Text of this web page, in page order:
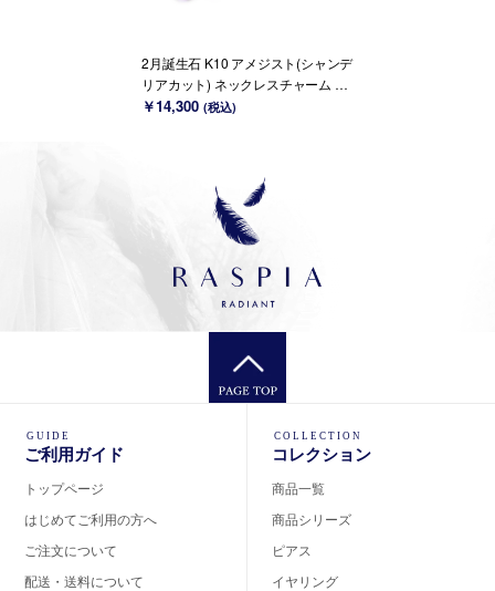
2月誕生石 K10 アメジスト(シャンデ
リアカット) ネックレスチャーム ~B
OURGEON~（チェーンのセット購
￥14,300(税込)
GUIDE
ご利用ガイド
トップページ
はじめてご利用の方へ
ご注文について
配送・送料について
COLLECTION
コレクション
商品一覧
商品シリーズ
ピアス
イヤリング